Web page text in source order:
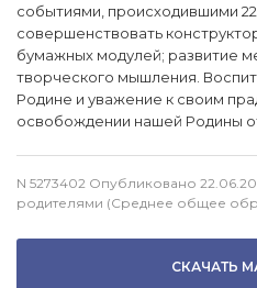
событиями, происходившими
совершенствовать
бумажных модулей; развитие
творческого мышления.
Родине и уважение к своим
освобождении нашей Родины
N 5273402 Опубликовано
родителями (Среднее общее
СКАЧАТЬ